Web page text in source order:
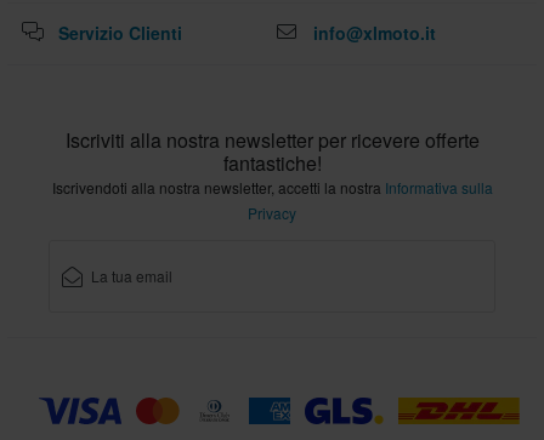
XS
Servizio Clienti info@xlmoto.it
Iscriviti alla nostra newsletter per ricevere offerte
fantastiche!
Iscrivendoti alla nostra newsletter, accetti la nostra Informativa sulla
Privacy